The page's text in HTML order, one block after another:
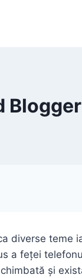
Blogger
diverse teme
a feței
și